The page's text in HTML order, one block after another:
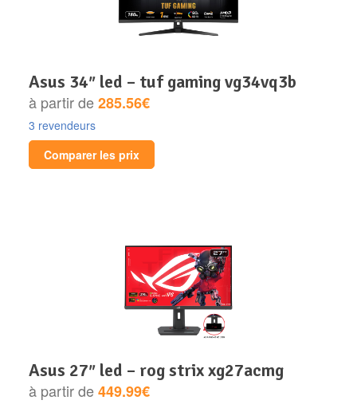
asus 34″ led – tuf gaming vg34vq3b
à partir de285.56€
3 revendeurs
Comparer les prix
asus 27″ led – rog strix xg27acmg
à partir de449.99€